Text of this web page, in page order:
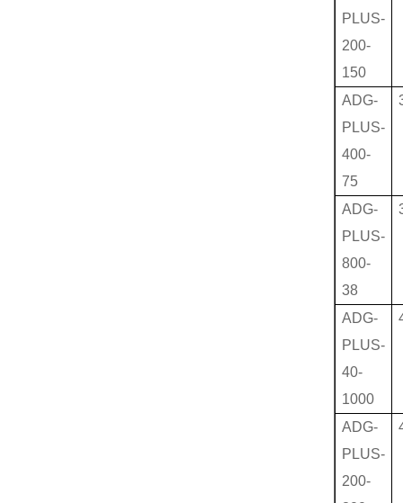
PLUS-
200-
150
ADG-
PLUS-
400-
75
ADG-
PLUS-
800-
38
ADG-
PLUS-
40-
1000
ADG-
PLUS-
200-